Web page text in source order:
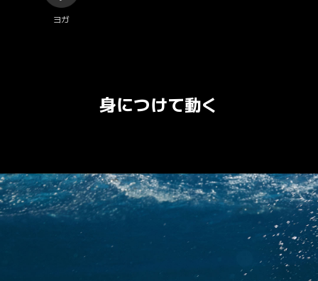
ヨガ
身につけて動く